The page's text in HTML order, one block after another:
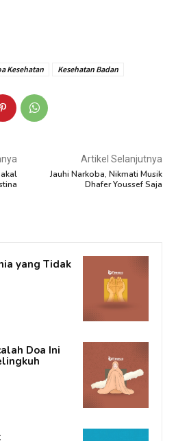
Kesehatan Kesehatan Badan
Artikel Selanjutnya
Jauhi Narkoba, Nikmati Musik
Dhafer Youssef Saja
yang Tidak
Doa Ini